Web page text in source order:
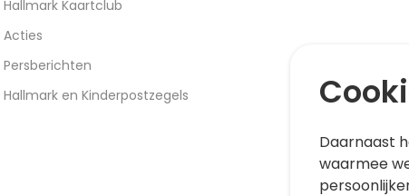
Hallmark Kaartclub
Acties
Persberichten
Hallmark en Kinderpostzegels
Daarnaast
waarmee